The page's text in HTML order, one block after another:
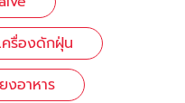
รื่องดักฝุ่น
งอาหาร